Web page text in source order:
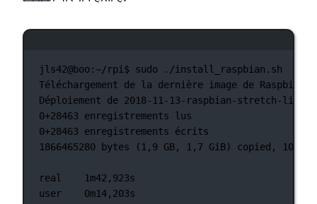
jls42@boo:~/rpi$ sudo
./install_raspbian.sh
Téléchargement
de la dernière image de Raspbian
Déploiement
de 2018-11-13-raspbian-stretch-
0+28463 enregistrements
lus
0+28463 enregistrements
écrits
1866465280
bytes (1,9 GB, 1,7 GiB) copied,
real
1m42,923s
user
0m14,203s